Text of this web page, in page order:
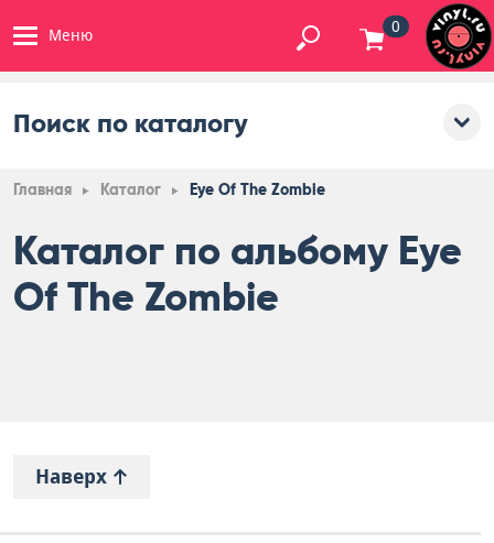
Меню 0
Поиск по каталогу
Главная Каталог Eye Of The Zombie
Каталог по альбому Eye
Of The Zombie
Наверх